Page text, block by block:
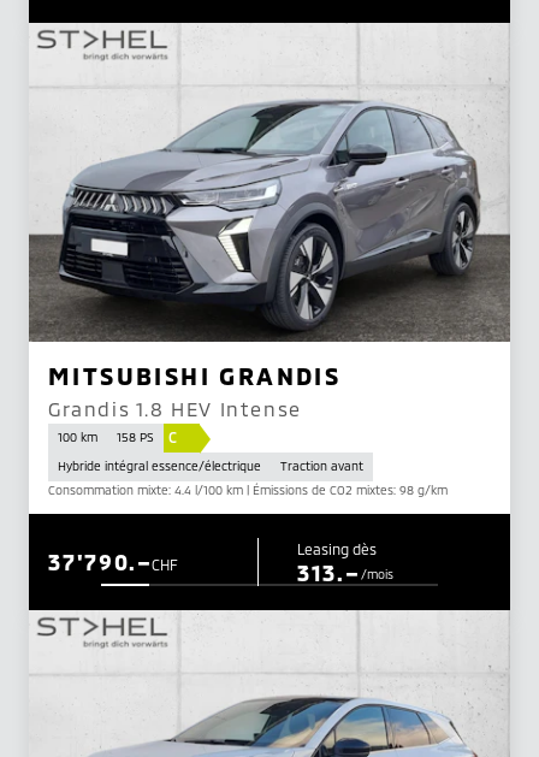
MITSUBISHI GRANDIS
Grandis 1.8 HEV Intense
100 km 158 PS C
Hybride intégral essence/électrique
Traction avant
Consommation mixte: 4.4 l/100 km | Émissions de CO2 mixtes: 98 g/km
CHF
37'790.– Leasing dès
313.– /mois